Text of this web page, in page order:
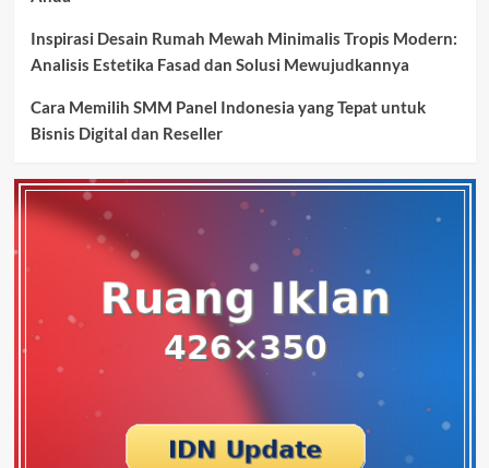
Inspirasi Desain Rumah Mewah Minimalis Tropis Modern:
Analisis Estetika Fasad dan Solusi Mewujudkannya
Cara Memilih SMM Panel Indonesia yang Tepat untuk
Bisnis Digital dan Reseller